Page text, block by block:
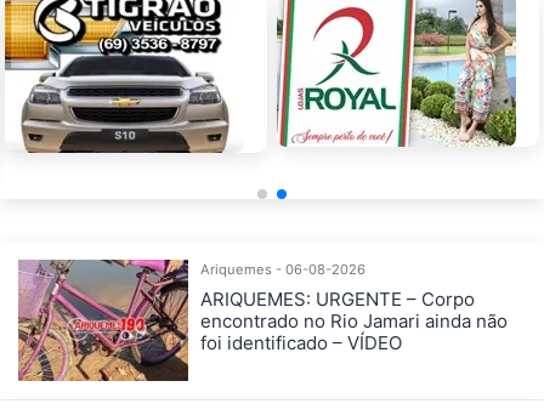
Ariquemes - 06-08-2026
ARIQUEMES: URGENTE – Corpo
encontrado no Rio Jamari ainda não
foi identificado – VÍDEO